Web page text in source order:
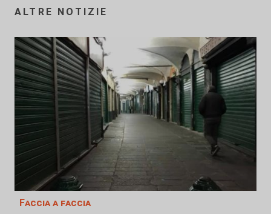
ALTRE NOTIZIE
Faccia a faccia